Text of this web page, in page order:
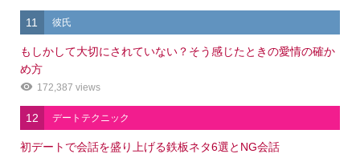
11 彼氏
もしかして大切にされていない？そう感じたときの愛情の確か
め方
172,387 views
12 デートテクニック
初デートで会話を盛り上げる鉄板ネタ6選とNG会話